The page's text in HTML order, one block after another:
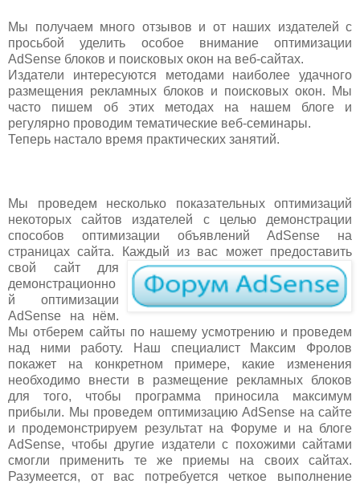
Мы получаем много отзывов и от наших издателей с
просьбой уделить особое внимание оптимизации
AdSense блоков и поисковых окон на веб-сайтах.
Издатели интересуются методами наиболее удачного
размещения рекламных блоков и поисковых окон. Мы
часто пишем об этих методах на нашем блоге и
регулярно проводим тематические веб-семинары.
Теперь настало время практических занятий.
Мы проведем несколько показательных оптимизаций
некоторых сайтов издателей с целью демонстрации
способов оптимизации объявлений AdSense на
страницах сайта. Каждый из вас может предоставить
свой сайт для
демонстрационно
й оптимизации
AdSense на нём.
Мы отберем сайты по нашему усмотрению и проведем
над ними работу. Наш специалист Максим Фролов
покажет на конкретном примере, какие изменения
необходимо внести в размещение рекламных блоков
для того, чтобы программа приносила максимум
прибыли. Мы проведем оптимизацию AdSense на сайте
и продемонстрируем результат на Форуме и на блоге
AdSense, чтобы другие издатели с похожими сайтами
смогли применить те же приемы на своих сайтах.
Разумеется, от вас потребуется четкое выполнение